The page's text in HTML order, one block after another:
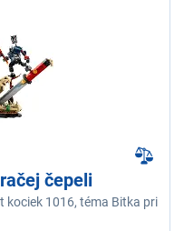
čepeli
kociek 1016, téma Bitka pri